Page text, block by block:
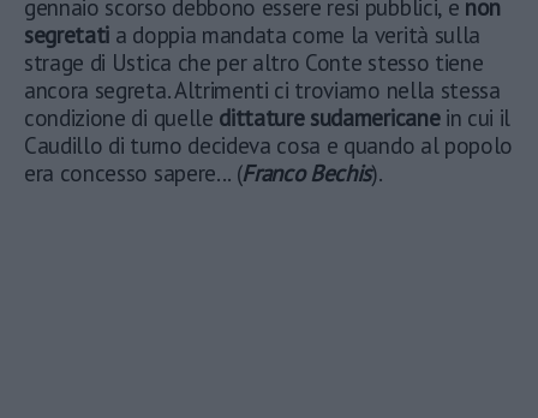
gennaio scorso debbono essere resi pubblici, e non
segretati a doppia mandata come la verità sulla
strage di Ustica che per altro Conte stesso tiene
ancora segreta. Altrimenti ci troviamo nella stessa
condizione di quelle dittature sudamericanein cui il
Caudillo di turno decideva cosa e quando al popolo
era concesso sapere... (Franco Bechis).